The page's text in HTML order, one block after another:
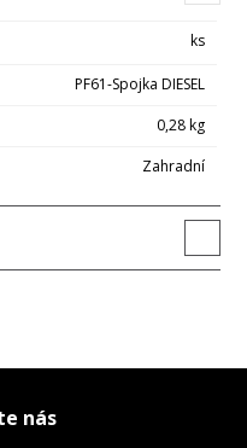
ks
PF61-Spojka DIESEL
0,28 kg
Zahradní
nás